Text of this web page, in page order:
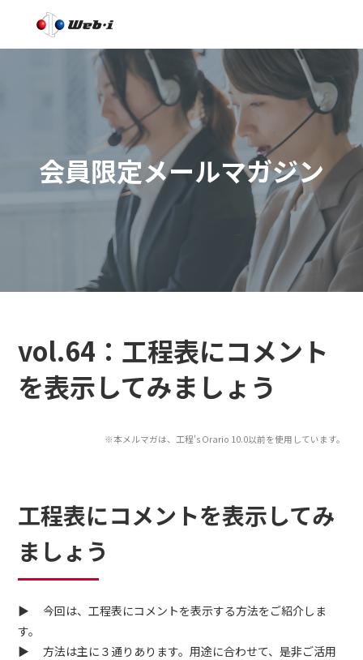
会員限定メールマガジン
vol.64：工程表にコメント
を表示してみましょう
※本メルマガは、工程's Orario 10.0以前を使用しています。
工程表にコメントを表示してみ
ましょう
▶ 今回は、工程表にコメントを表示する方法をご紹介しま
す。
▶ 方法は主に３通りあります。用途に合わせて、是非ご活用